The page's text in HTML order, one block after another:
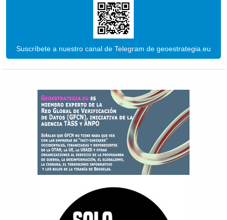
Suscríbete a nuestro canal de Telegram de geoestrategia.eu